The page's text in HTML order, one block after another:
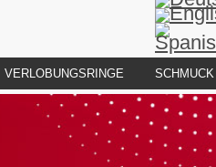
VERLOBUNGSRINGE SCHMUCK